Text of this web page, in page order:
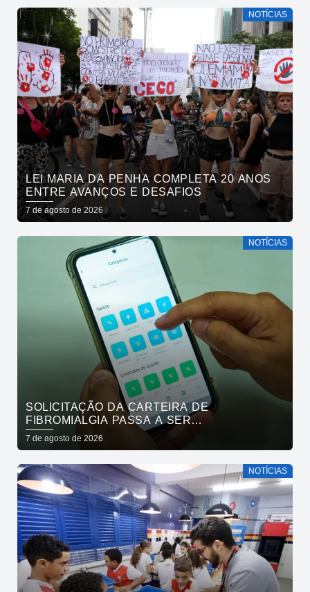
NOTÍCIAS
LEI MARIA DA PENHA COMPLETA 20 ANOS
ENTRE AVANÇOS E DESAFIOS
7 de agosto de 2026
NOTÍCIAS
SOLICITAÇÃO DA CARTEIRA DE
FIBROMIALGIA PASSA A SER
EXCLUSIVAMENTE PELO APLICATIVO JOÃO
PESSOA NA PALMA DA MÃO
7 de agosto de 2026
NOTÍCIAS